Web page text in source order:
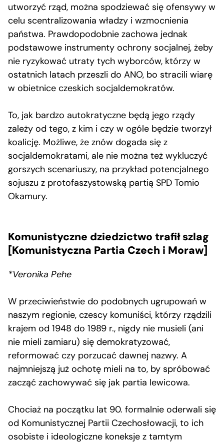
utworzyć rząd, można spodziewać się ofensywy w
celu scentralizowania władzy i wzmocnienia
państwa. Prawdopodobnie zachowa jednak
podstawowe instrumenty ochrony socjalnej, żeby
nie ryzykować utraty tych wyborców, którzy w
ostatnich latach przeszli do ANO, bo stracili wiarę
w obietnice czeskich socjaldemokratów.
To, jak bardzo autokratyczne będą jego rządy
zależy od tego, z kim i czy w ogóle będzie tworzył
koalicję. Możliwe, że znów dogada się z
socjaldemokratami, ale nie można też wykluczyć
gorszych scenariuszy, na przykład potencjalnego
sojuszu z protofaszystowską partią SPD Tomio
Okamury.
Komunistyczne dziedzictwo trafił szlag
[Komunistyczna Partia Czech i Moraw]
*Veronika Pehe
W przeciwieństwie do podobnych ugrupowań w
naszym regionie, czescy komuniści, którzy rządzili
krajem od 1948 do 1989 r., nigdy nie musieli (ani
nie mieli zamiaru) się demokratyzować,
reformować czy porzucać dawnej nazwy. A
najmniejszą już ochotę mieli na to, by spróbować
zacząć zachowywać się jak partia lewicowa.
Chociaż na początku lat 90. formalnie oderwali się
od Komunistycznej Partii Czechosłowacji, to ich
osobiste i ideologiczne koneksje z tamtym